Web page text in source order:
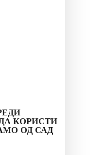
КОРИСТИ
ОД САД